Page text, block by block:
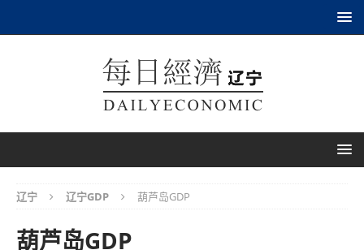
辽宁 辽宁GDP 葫芦岛GDP
葫芦岛GDP